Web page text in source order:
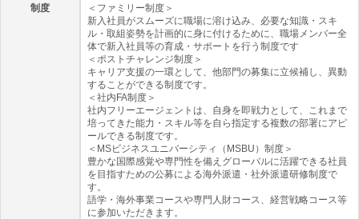
制度
＜ファミリー制度＞
新入社員がスムーズに職場に溶け込み、必要な知識・スキ
ル・取組姿勢を計画的に身に付けるために、職場メンバー全
体で新入社員等の育成・サポートを行う制度です
＜ポストチャレンジ制度＞
キャリア支援の一環として、他部門の募集に立候補し、異動
することができる制度です。
＜社内FA制度＞
社内フリーエージェントは、自身を即戦力として、これまで
培ってきた能力・スキル等を自ら指定する複数の部署にアピ
ールできる制度です。
＜MSビジネスユニバーシティ（MSBU）制度＞
豊かな国際感覚や専門性を備えグローバルに活躍できる社員
を目指すための公募による海外派遣・社外派遣研修制度で
す。
語学・海外事業コースや専門人財コース、経営戦略コース等
に参加いただきます。